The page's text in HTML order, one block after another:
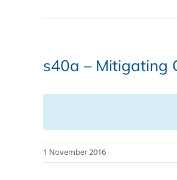
s40a – Mitigating
1 November 2016